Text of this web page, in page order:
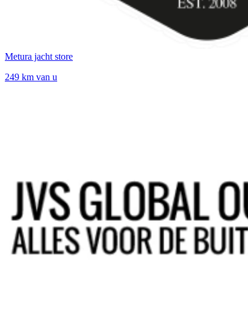
Metura jacht store
249 km van u